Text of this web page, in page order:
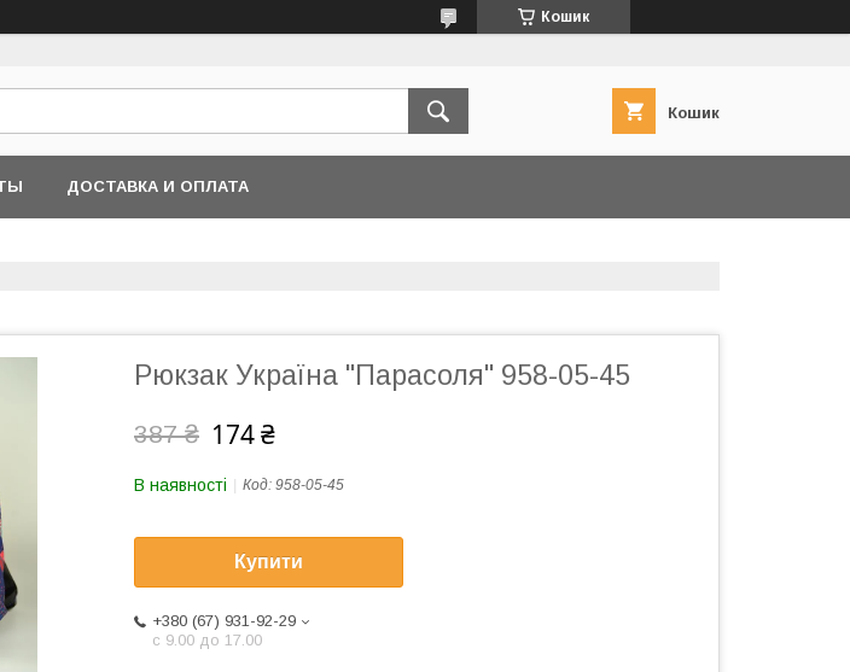
Кошик
Кошик
ДОСТАВКА И ОПЛАТА
Рюкзак Україна "Парасоля" 958-05-45
387 ₴ 174 ₴
В наявності Код: 958-05-45
Купити
+380 (67) 931-92-29
с 9.00 до 17.00